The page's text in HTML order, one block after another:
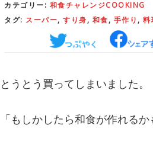
カテゴリー: 和食チャレンジCOOKING
タグ: スーパー, すり身, 和食, 手作り , 料
うとう買ってしまいました。
もしかしたら和食が作れるか